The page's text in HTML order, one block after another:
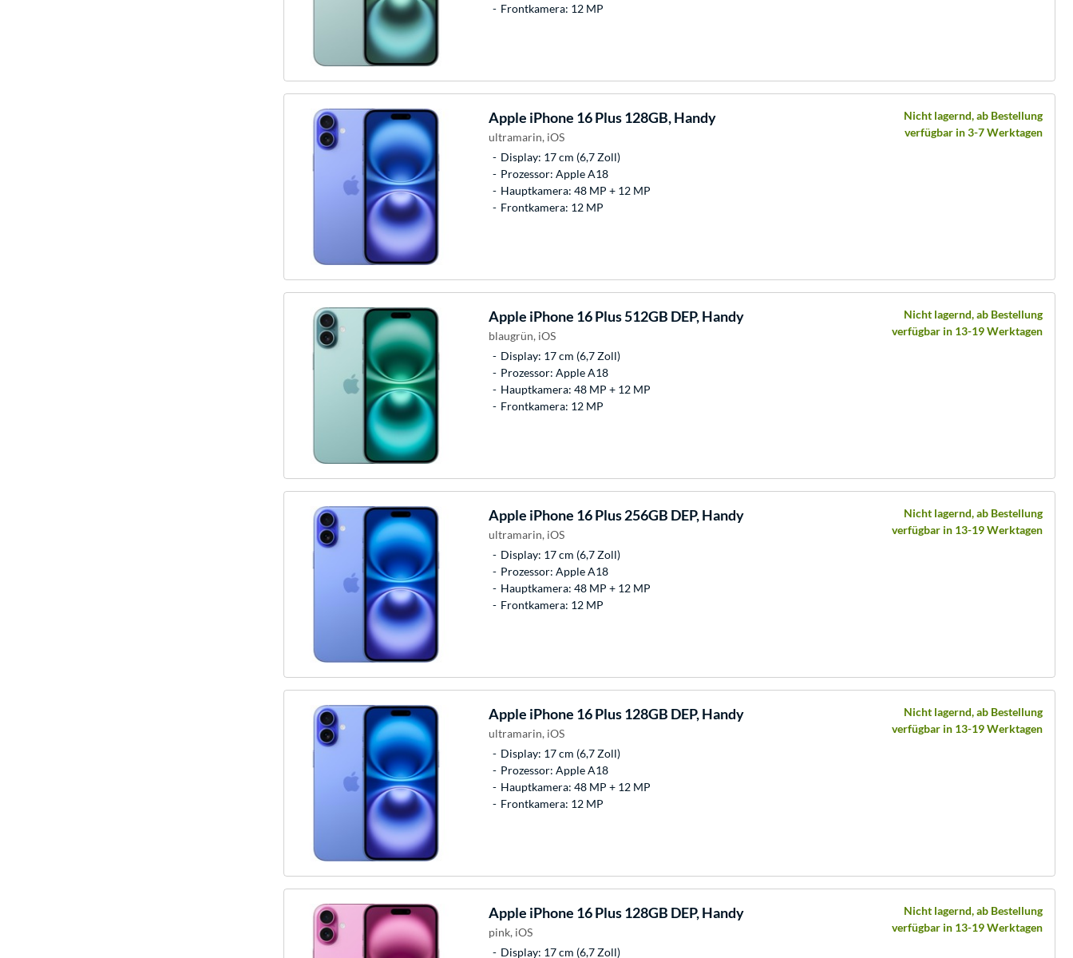
Frontkamera: 12 MP
Apple iPhone 16 Plus 128GB, Handy
ultramarin, iOS
Display: 17 cm (6,7 Zoll)
Prozessor: Apple A18
Hauptkamera: 48 MP + 12 MP
Frontkamera: 12 MP
Nicht lagernd, ab Bestellung
verfügbar in 3-7 Werktagen
Apple iPhone 16 Plus 512GB DEP, Handy
blaugrün, iOS
Display: 17 cm (6,7 Zoll)
Prozessor: Apple A18
Hauptkamera: 48 MP + 12 MP
Frontkamera: 12 MP
Nicht lagernd, ab Bestellung
verfügbar in 13-19 Werktagen
Apple iPhone 16 Plus 256GB DEP, Handy
ultramarin, iOS
Display: 17 cm (6,7 Zoll)
Prozessor: Apple A18
Hauptkamera: 48 MP + 12 MP
Frontkamera: 12 MP
Nicht lagernd, ab Bestellung
verfügbar in 13-19 Werktagen
Apple iPhone 16 Plus 128GB DEP, Handy
ultramarin, iOS
Display: 17 cm (6,7 Zoll)
Prozessor: Apple A18
Hauptkamera: 48 MP + 12 MP
Frontkamera: 12 MP
Nicht lagernd, ab Bestellung
verfügbar in 13-19 Werktagen
Apple iPhone 16 Plus 128GB DEP, Handy
pink, iOS
Display: 17 cm (6,7 Zoll)
Nicht lagernd, ab Bestellung
verfügbar in 13-19 Werktagen